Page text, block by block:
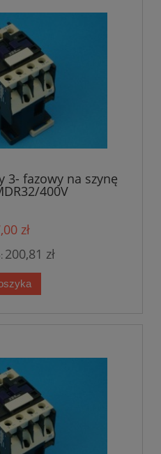
3- fazowy na szynę
400V
zł
200,81 zł